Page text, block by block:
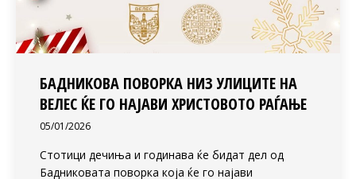
БАДНИКОВА ПОВОРКА НИЗ УЛИЦИТЕ НА
ВЕЛЕС ЌЕ ГО НАЈАВИ ХРИСТОВОТО РАЃАЊЕ
05/01/2026
Стотици дечиња и годинава ќе бидат дел од
Бадниковата поворка која ќе го најави